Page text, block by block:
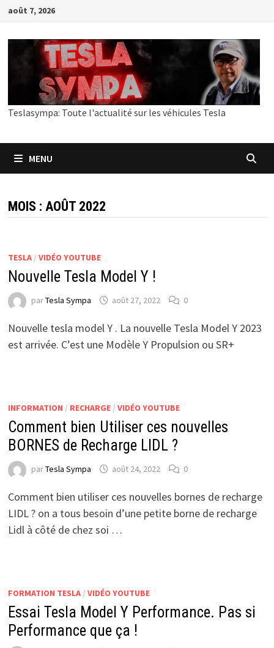
Passer
contenu
août 7, 2026
Teslasympa: Toute l'actualité sur les véhicules Tesla
MENU
MOIS : AOÛT 2022
TESLA/ VIDÉO YOUTUBE
Nouvelle Tesla Model Y !
parTesla Sympa août 27, 2022 0
Nouvelle tesla model Y . La nouvelle Tesla Model Y 2023
est arrivée. C’est une Modèle Y Propulsion ou SR+
INFORMATION / RECHARGE/ VIDÉO YOUTUBE
Comment bien Utiliser ces nouvelles
BORNES de Recharge LIDL ?
parTesla Sympa août 24, 2022 0
Comment bien utiliser ces nouvelles bornes de recharge
LIDL ? on a tous besoin d’une petite borne de recharge
Lidl à côté de chez soi …
FORMATION TESLA/ VIDÉO YOUTUBE
Essai Tesla Model Y Performance. Pas si
Performance que ça !